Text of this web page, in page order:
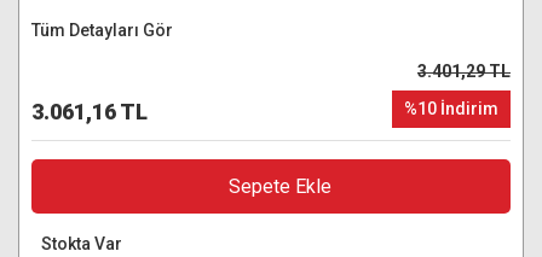
Tüm Detayları Gör
3.061,16 TL
3.401,29 TL
%10 İndirim
Sepete Ekle
Stokta Var